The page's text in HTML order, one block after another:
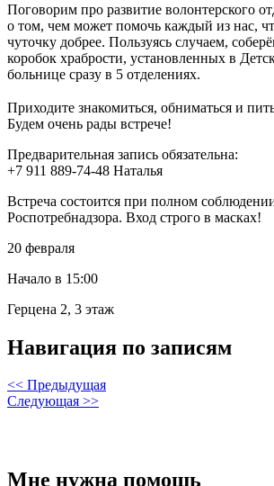
Поговорим про развитие волонтерского
о том, чем может помочь каждый из нас,
чуточку добрее. Пользуясь случаем,
коробок храбрости, установленных в
больнице сразу в 5 отделениях.
Приходите знакомиться, обниматься и
Будем очень рады встрече!
Предварительная запись обязательна:
+7 911 889-74-48 Наталья
Встреча состоится при полном
Роспотребнадзора. Вход строго в масках!
20 февраля
Начало в 15:00
Герцена 2, 3 этаж
Навигация по записям
<< Предыдущая
Следующая >>
Мне нужна помощь